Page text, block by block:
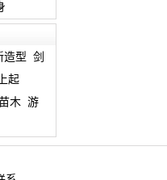
造型
剑
起
木 游